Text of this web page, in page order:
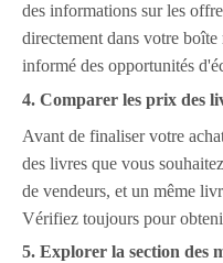
des informations sur les
directement dans votre
informé des opportunités
4. Comparer les prix des
Avant de finaliser votre
des livres que vous
de vendeurs, et un même
Vérifiez toujours pour
5. Explorer la section des